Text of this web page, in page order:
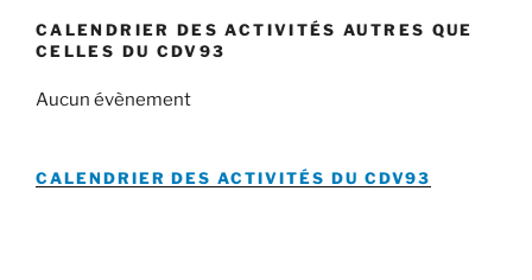
CALENDRIER DES ACTIVITÉS AUTRES QUE
CELLES DU CDV93
Aucun évènement
CALENDRIER DES ACTIVITÉS DU CDV93